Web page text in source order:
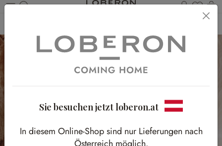
Du
Sie besuchen jetzt loberon.at
In diesem Online-Shop sind nur Lieferungen nach